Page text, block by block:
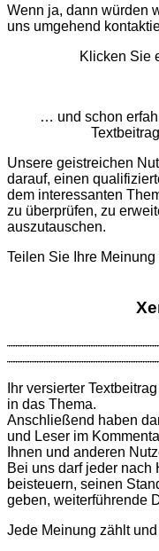
Wenn ja, dann würden
uns umgehend
Klicken Sie
… und schon
Unsere geistreichen
darauf, einen
dem interessanten
zu überprüfen, zu
auszutauschen.
Teilen Sie Ihre
Ihr versierter
in das Thema.
Anschließend haben
und Leser im
Ihnen und anderen
Bei uns darf jeder nach
beisteuern, seinen
geben, weiter­führende
Jede Meinung zählt